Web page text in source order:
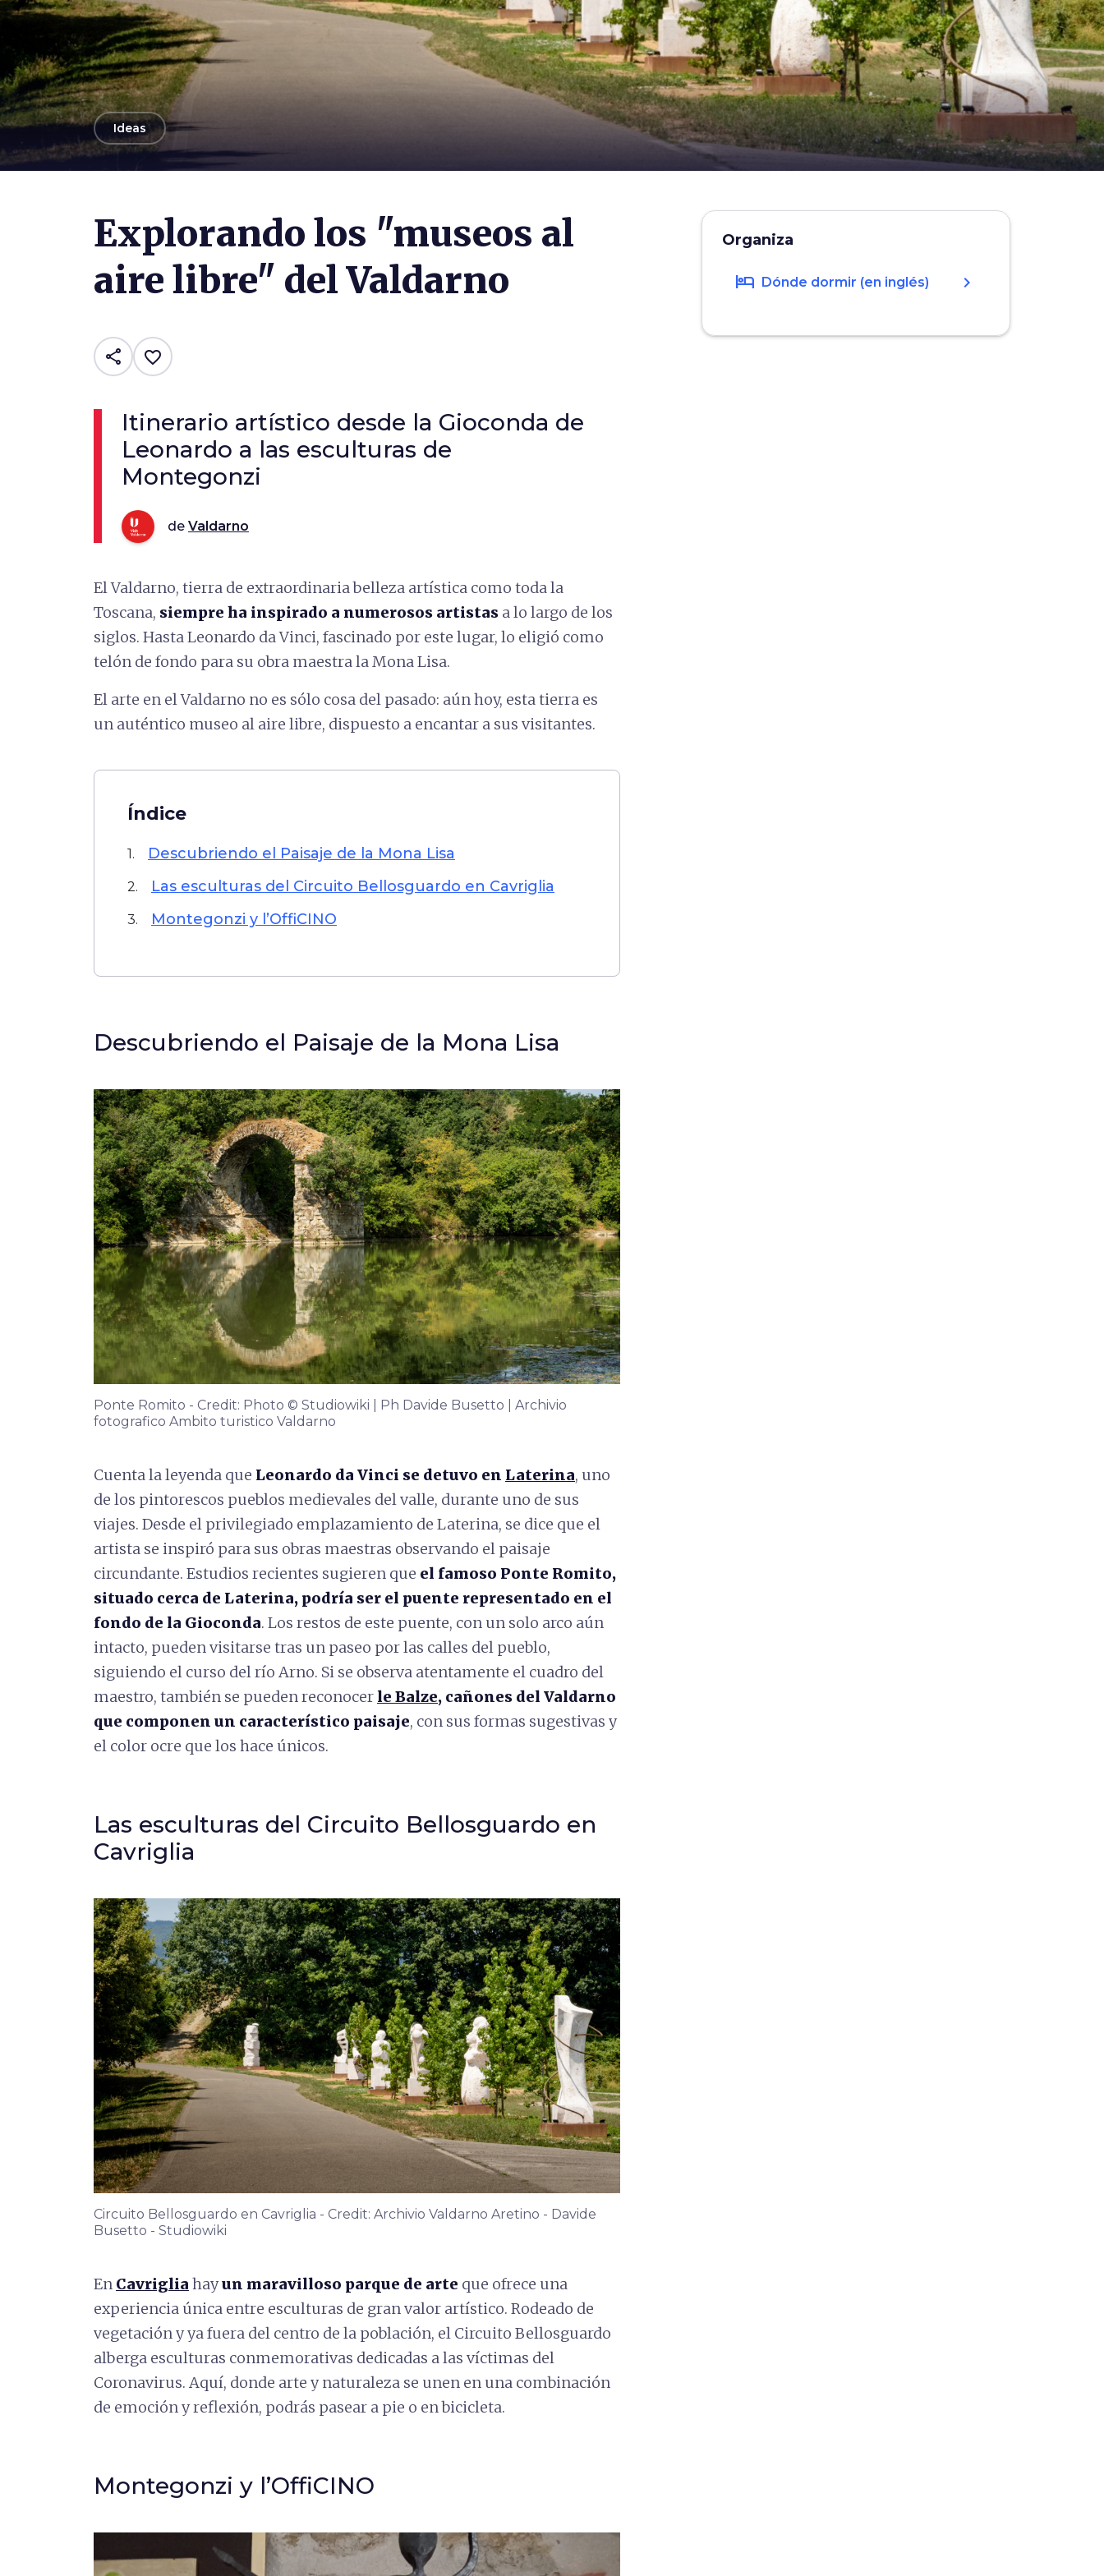
arrow_backIdeas
Explorando los "museos al
aire libre" del Valdarno
share favorite_border
Itinerario artístico desde la Gioconda de
Leonardo a las esculturas de
Montegonzi
de Valdarno
El Valdarno, tierra de extraordinaria belleza artística como toda la
Toscana, siempre ha inspirado a numerosos artistas a lo largo de los
siglos. Hasta Leonardo da Vinci, fascinado por este lugar, lo eligió como
telón de fondo para su obra maestra la Mona Lisa.
El arte en el Valdarno no es sólo cosa del pasado: aún hoy, esta tierra es
un auténtico museo al aire libre, dispuesto a encantar a sus visitantes.
Índice
1. Descubriendo el Paisaje de la Mona Lisa
2. Las esculturas del Circuito Bellosguardo en Cavriglia
3. Montegonzi y l’OffiCINO
Descubriendo el Paisaje de la Mona Lisa
Ponte Romito - Credit: Photo © Studiowiki | Ph Davide Busetto | Archivio
fotografico Ambito turistico Valdarno
Cuenta la leyenda que Leonardo da Vinci se detuvo en Laterina, uno
de los pintorescos pueblos medievales del valle, durante uno de sus
viajes. Desde el privilegiado emplazamiento de Laterina, se dice que el
artista se inspiró para sus obras maestras observando el paisaje
circundante. Estudios recientes sugieren que el famoso Ponte Romito,
situado cerca de Laterina, podría ser el puente representado en el
fondo de la Gioconda. Los restos de este puente, con un solo arco aún
intacto, pueden visitarse tras un paseo por las calles del pueblo,
siguiendo el curso del río Arno. Si se observa atentamente el cuadro del
maestro, también se pueden reconocerle Balze, cañones del Valdarno
que componen un característico paisaje, con sus formas sugestivas y
el color ocre que los hace únicos.
Las esculturas del Circuito Bellosguardo en
Cavriglia
Circuito Bellosguardo en Cavriglia - Credit: Archivio Valdarno Aretino - Davide
Busetto - Studiowiki
En Cavriglia hayun maravilloso parque de arte que ofrece una
experiencia única entre esculturas de gran valor artístico. Rodeado de
vegetación y ya fuera del centro de la población, el Circuito Bellosguardo
alberga esculturas conmemorativas dedicadas a las víctimas del
Coronavirus. Aquí, donde arte y naturaleza se unen en una combinación
de emoción y reflexión, podrás pasear a pie o en bicicleta.
Montegonzi y l’OffiCINO
Organiza
hotel Dónde dormir (en inglés) chevron_right